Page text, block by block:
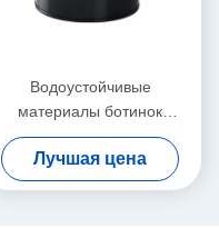
Водоустойчивые
материалы ботинок
нагревают клей для
твердого тела ткани 9009-
54-5 белого
Лучшая цена